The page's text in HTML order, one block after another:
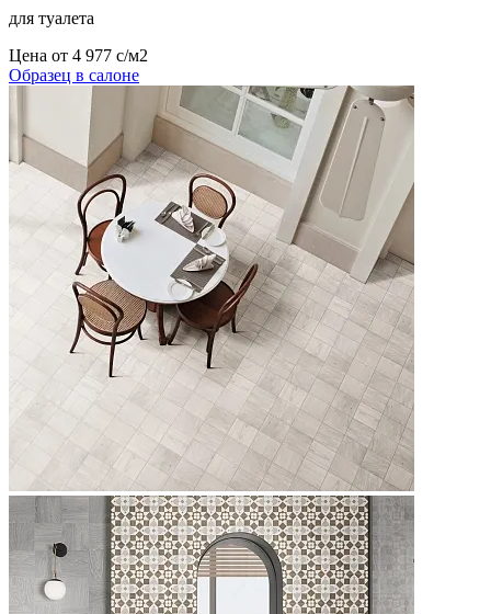
для туалета
Цена от 4 977 c/м2
Образец в салоне